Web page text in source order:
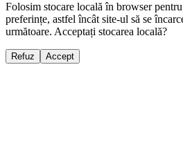
Folosim stocare locală în browser
preferințe, astfel încât site-ul să se
următoare. Acceptați stocarea locală?
Refuz Accept